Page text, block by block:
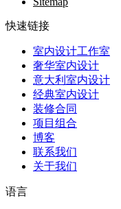
快速链接
室内设计工作室
奢华室内设计
意大利室内设计
经典室内设计
装修合同
项目组合
博客
联系我们
关于我们
语言